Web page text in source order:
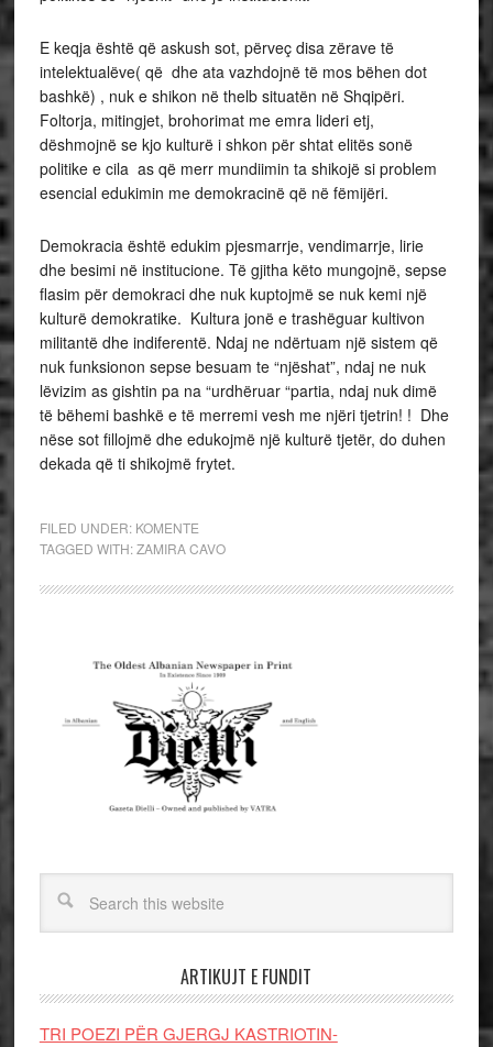
E keqja është që askush sot, përveç disa zërave të
intelektualëve( që dhe ata vazhdojnë të mos bëhen dot
bashkë) , nuk e shikon në thelb situatën në Shqipëri.
Foltorja, mitingjet, brohorimat me emra lideri etj,
dëshmojnë se kjo kulturë i shkon për shtat elitës sonë
politike e cila as që merr mundiimin ta shikojë si problem
esencial edukimin me demokracinë që në fëmijëri.
Demokracia është edukim pjesmarrje, vendimarrje, lirie
dhe besimi në institucione. Të gjitha këto mungojnë, sepse
flasim për demokraci dhe nuk kuptojmë se nuk kemi një
kulturë demokratike. Kultura jonë e trashëguar kultivon
militantë dhe indiferentë. Ndaj ne ndërtuam një sistem që
nuk funksionon sepse besuam te “njëshat”, ndaj ne nuk
lëvizim as gishtin pa na “urdhëruar “partia, ndaj nuk dimë
të bëhemi bashkë e të merremi vesh me njëri tjetrin! ! Dhe
nëse sot fillojmë dhe edukojmë një kulturë tjetër, do duhen
dekada që ti shikojmë frytet.
FILED UNDER: KOMENTE
TAGGED WITH:ZAMIRA CAVO
ARTIKUJT E FUNDIT
TRI POEZI PËR GJERGJ KASTRIOTIN-